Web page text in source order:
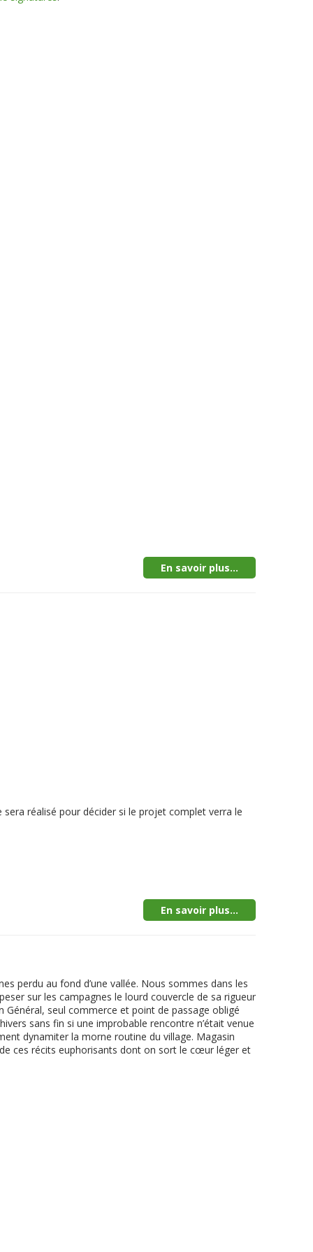
En savoir plus...
réalisé pour décider si le projet complet verra le
En savoir plus...
perdu au fond d’une vallée. Nous sommes dans les
sur les campagnes le lourd couvercle de sa rigueur
Général, seul commerce et point de passage obligé
sans fin si une improbable rencontre n’était venue
dynamiter la morne routine du village. Magasin
ces récits euphorisants dont on sort le cœur léger et